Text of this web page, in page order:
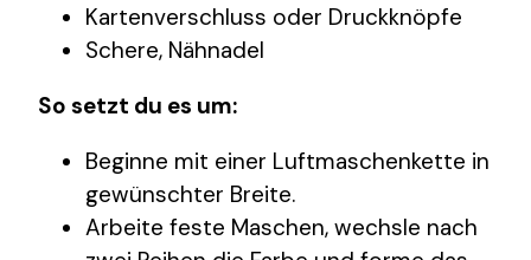
Kartenverschluss oder Druckknöpfe
Schere, Nähnadel
So setzt du es um:
Beginne mit einer Luftmaschenkette in
gewünschter Breite.
Arbeite feste Maschen, wechsle nach